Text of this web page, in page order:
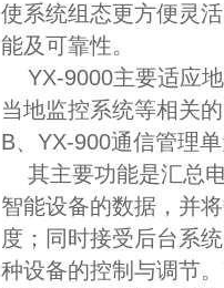
使系统组态更方便灵
能及可靠性。
YX-9000主要适应
当地监控系统等相关
B、 YX-900通信管理
其主要功能是汇总
智能设备的数据，并
度；同时接受后台系
种设备的控制与调节。